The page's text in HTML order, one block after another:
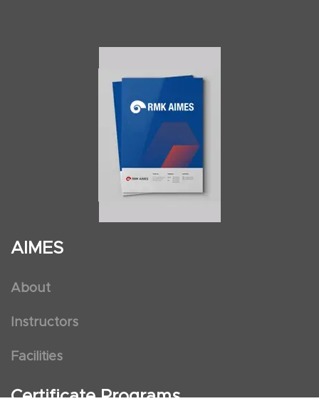
AIMES
About
Instructors
Facilities
Certificate Programs